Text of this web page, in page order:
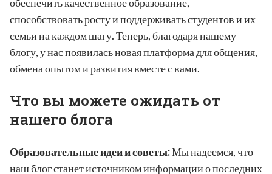
способствовать росту и поддерживать студентов и их
семьи на каждом шагу. Теперь, благодаря нашему
блогу, у нас появилась новая платформа для общения,
обмена опытом и развития вместе с вами.
Что вы можете ожидать от
нашего блога
Образовательные идеи и советы:Мы надеемся, что
наш блог станет источником информации о последних